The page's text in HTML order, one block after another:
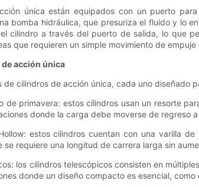
única están equipados con un puerto
bomba hidráulica, que presuriza el fluido y lo
cilindro a través del puerto de salida, lo que
que requieren un simple movimiento de empuje
acción única
de cilindros de acción única, cada uno diseñado
de primavera: estos cilindros usan un resorte
donde la carga debe moverse de regreso
estos cilindros cuentan con una varilla
se requiere una longitud de carrera larga sin
los cilindros telescópicos consisten en
donde un diseño compacto es esencial,